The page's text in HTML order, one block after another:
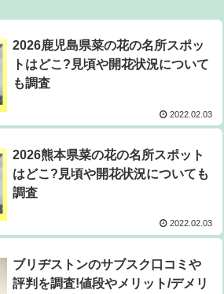
2026鹿児島県菜の花の名所スポッ
トはどこ?見頃や開花状況について
も調査
2022.02.03
2026熊本県菜の花の名所スポット
はどこ?見頃や開花状況についても
調査
2022.02.03
ブリヂストンのサブスク口コミや
評判を調査!値段やメリット/デメリ